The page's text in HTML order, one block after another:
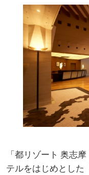
「都リゾート 奥志
テルをはじめとした